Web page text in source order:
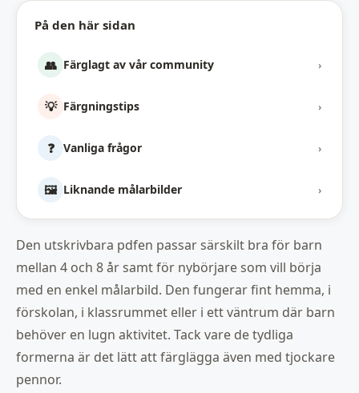
På den här sidan
👥 Färglagt av vår community ›
💡 Färgningstips ›
❓ Vanliga frågor ›
🖼️ Liknande målarbilder ›
Den utskrivbara pdfen passar särskilt bra för barn
mellan 4 och 8 år samt för nybörjare som vill börja
med en enkel målarbild. Den fungerar fint hemma, i
förskolan, i klassrummet eller i ett väntrum där barn
behöver en lugn aktivitet. Tack vare de tydliga
formerna är det lätt att färglägga även med tjockare
pennor.